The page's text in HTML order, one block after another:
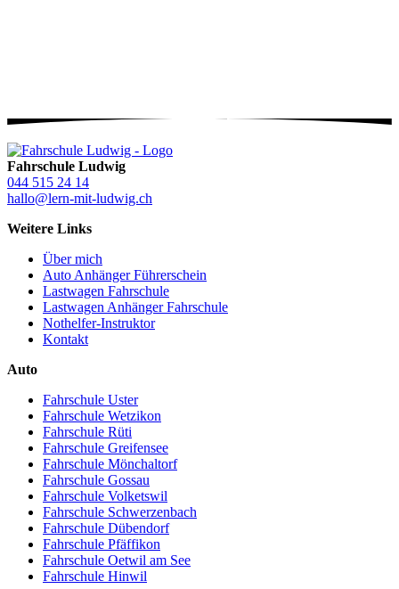
Fahrschule Ludwig
044 515 24 14
hallo@lern-mit-ludwig.ch
Weitere Links
Über mich
Auto Anhänger Führerschein
Lastwagen Fahrschule
Lastwagen Anhänger Fahrschule
Nothelfer-Instruktor
Kontakt
Auto
Fahrschule Uster
Fahrschule Wetzikon
Fahrschule Rüti
Fahrschule Greifensee
Fahrschule Mönchaltorf
Fahrschule Gossau
Fahrschule Volketswil
Fahrschule Schwerzenbach
Fahrschule Dübendorf
Fahrschule Pfäffikon
Fahrschule Oetwil am See
Fahrschule Hinwil